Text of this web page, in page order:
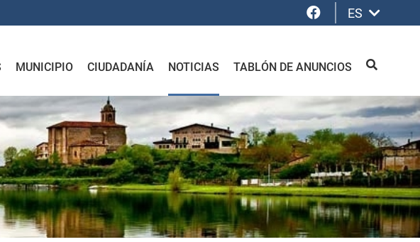
Facebook
ES
MUNICIPIO CIUDADANÍA NOTICIAS TABLÓN DE ANUNCIOS BUSCAR